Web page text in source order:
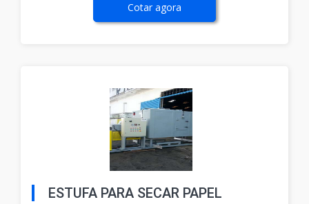
Cotar agora
ESTUFA PARA SECAR PAPEL